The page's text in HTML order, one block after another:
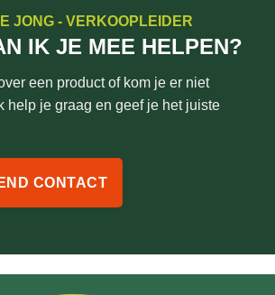
JONG - VERKOOPLEIDER
IK JE MEE HELPEN?
een product of kom je er niet
help je graag en geef je het juiste
CONTACT